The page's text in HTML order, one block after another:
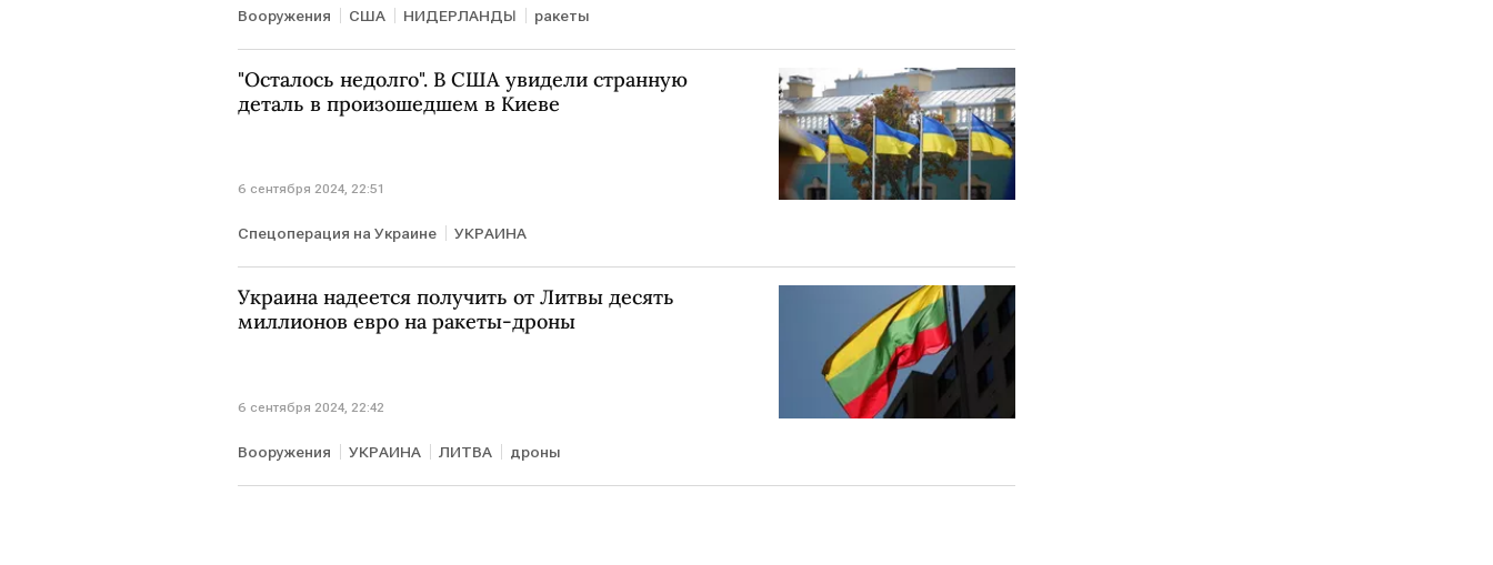
Вооружения США НИДЕРЛАНДЫ ракеты
"Осталось недолго". В США увидели странную
деталь в произошедшем в Киеве
6 сентября 2024, 22:51
Спецоперация на Украине УКРАИНА
Украина надеется получить от Литвы десять
миллионов евро на ракеты-дроны
6 сентября 2024, 22:42
Вооружения УКРАИНА ЛИТВА дроны